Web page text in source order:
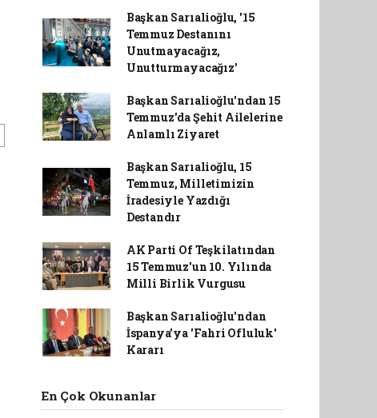
Başkan Sarıalioğlu, '15
Temmuz Destanını
Unutmayacağız,
Unutturmayacağız'
Başkan Sarıalioğlu'ndan 15
Temmuz'da Şehit Ailelerine
Anlamlı Ziyaret
Başkan Sarıalioğlu, 15
Temmuz, Milletimizin
İradesiyle Yazdığı
Destandır
AK Parti Of Teşkilatından
15 Temmuz'un 10. Yılında
Milli Birlik Vurgusu
Başkan Sarıalioğlu'ndan
İspanya'ya 'Fahri Ofluluk'
Kararı
En Çok Okunanlar